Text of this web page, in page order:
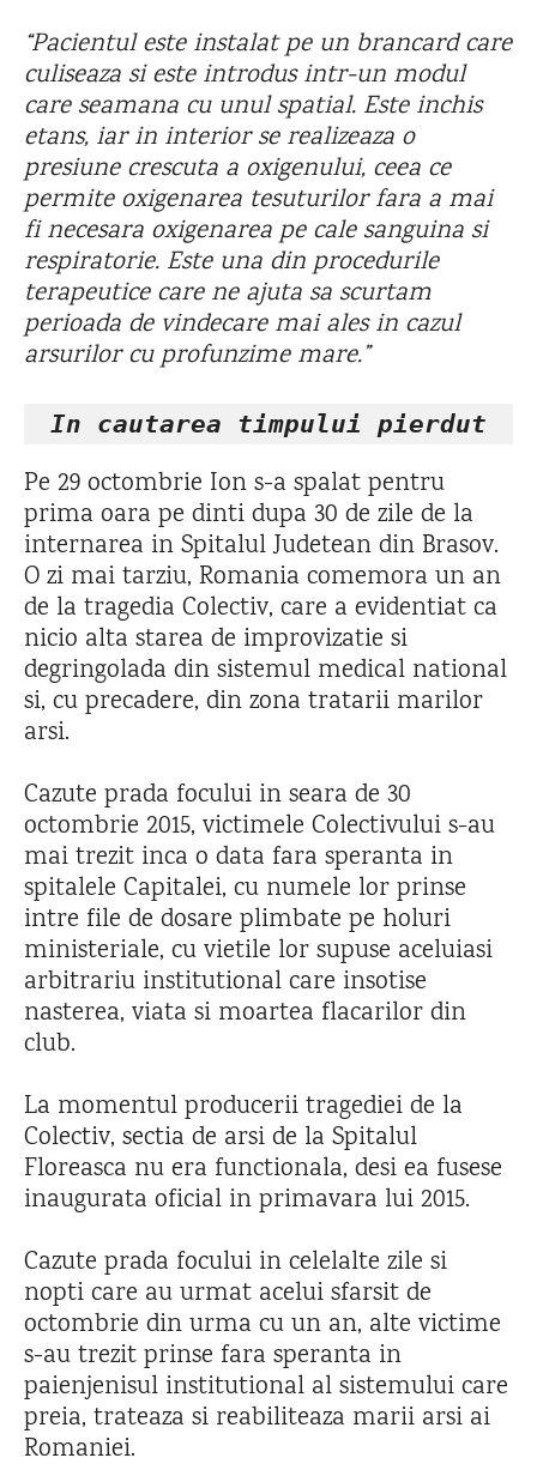
“Pacientul este instalat pe un brancard care
culiseaza si este introdus intr-un modul
care seamana cu unul spatial. Este inchis
etans, iar in interior se realizeaza o
presiune crescuta a oxigenului, ceea ce
permite oxigenarea tesuturilor fara a mai
fi necesara oxigenarea pe cale sanguina si
respiratorie. Este una din procedurile
terapeutice care ne ajuta sa scurtam
perioada de vindecare mai ales in cazul
arsurilor cu profunzime mare.”
In cautarea timpului pierdut
Pe 29 octombrie Ion s-a spalat pentru
prima oara pe dinti dupa 30 de zile de la
internarea in Spitalul Judetean din Brasov.
O zi mai tarziu, Romania comemora un an
de la tragedia Colectiv, care a evidentiat ca
nicio alta starea de improvizatie si
degringolada din sistemul medical national
si, cu precadere, din zona tratarii marilor
arsi.
Cazute prada focului in seara de 30
octombrie 2015, victimele Colectivului s-au
mai trezit inca o data fara speranta in
spitalele Capitalei, cu numele lor prinse
intre file de dosare plimbate pe holuri
ministeriale, cu vietile lor supuse aceluiasi
arbitrariu institutional care insotise
nasterea, viata si moartea flacarilor din
club.
La momentul producerii tragediei de la
Colectiv, sectia de arsi de la Spitalul
Floreasca nu era functionala, desi ea fusese
inaugurata oficial in primavara lui 2015.
Cazute prada focului in celelalte zile si
nopti care au urmat acelui sfarsit de
octombrie din urma cu un an, alte victime
s-au trezit prinse fara speranta in
paienjenisul institutional al sistemului care
preia, trateaza si reabiliteaza marii arsi ai
Romaniei.